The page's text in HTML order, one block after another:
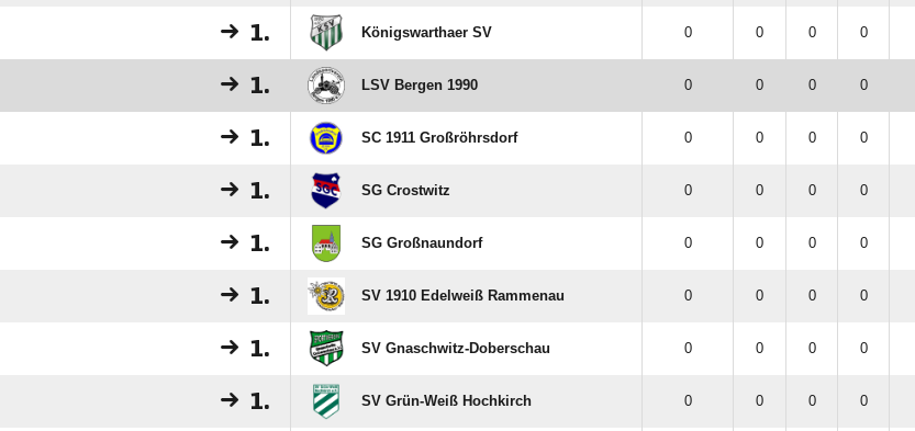
1. Königswarthaer SV 0 0 0 0
1. LSV Bergen 1990 0 0 0 0
1. SC 1911 Großröhrsdorf 0 0 0 0
1. SG Crostwitz 0 0 0 0
1. SG Großnaundorf 0 0 0 0
1. SV 1910 Edelweiß Rammenau 0 0 0 0
1. SV Gnaschwitz-Doberschau 0 0 0 0
1. SV Grün-Weiß Hochkirch 0 0 0 0